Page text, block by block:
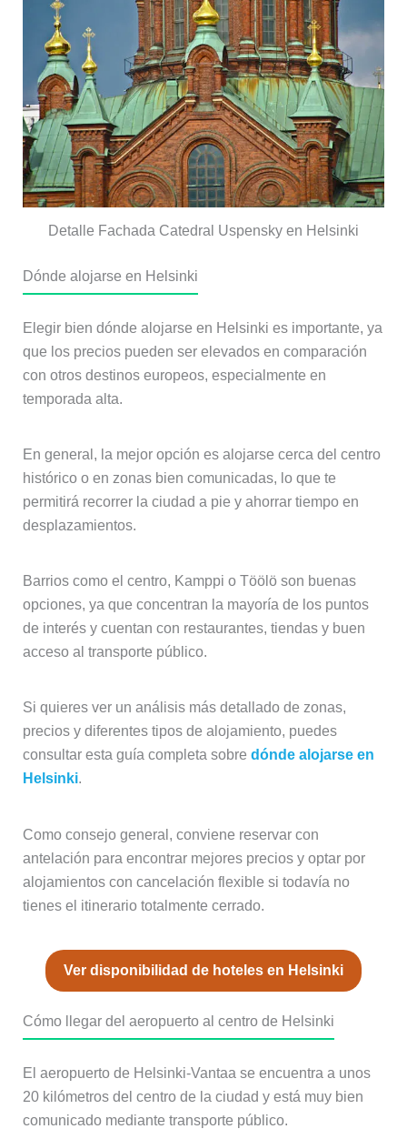
Detalle Fachada Catedral Uspensky en Helsinki
Dónde alojarse en Helsinki
Elegir bien dónde alojarse en Helsinki es importante, ya
que los precios pueden ser elevados en comparación
con otros destinos europeos, especialmente en
temporada alta.
En general, la mejor opción es alojarse cerca del centro
histórico o en zonas bien comunicadas, lo que te
permitirá recorrer la ciudad a pie y ahorrar tiempo en
desplazamientos.
Barrios como el centro, Kamppi o Töölö son buenas
opciones, ya que concentran la mayoría de los puntos
de interés y cuentan con restaurantes, tiendas y buen
acceso al transporte público.
Si quieres ver un análisis más detallado de zonas,
precios y diferentes tipos de alojamiento, puedes
consultar esta guía completa sobre dónde alojarse en
Helsinki.
Como consejo general, conviene reservar con
antelación para encontrar mejores precios y optar por
alojamientos con cancelación flexible si todavía no
tienes el itinerario totalmente cerrado.
Ver disponibilidad de hoteles en Helsinki
Cómo llegar del aeropuerto al centro de Helsinki
El aeropuerto de Helsinki-Vantaa se encuentra a unos
20 kilómetros del centro de la ciudad y está muy bien
comunicado mediante transporte público.